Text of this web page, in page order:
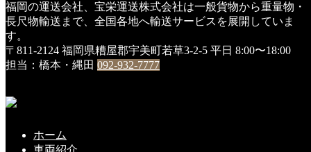
福岡の運送会社、宝栄運送株式会社は一般貨物から重量物・
長尺物輸送まで、全国各地へ輸送サービスを展開していま
す。
〒811-2124 福岡県糟屋郡宇美町若草3-2-5 平日 8:00〜18:00
担当：橋本・縄田 092-932-7777
ホーム
車両紹介
HOME
DSC00729
DSC00729
こちらの記事もどうぞ